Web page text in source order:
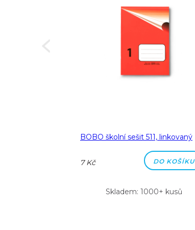
BOBO školní sešit 511, linkovaný
7 Kč DO KOŠÍKU
Skladem: 1000+ kusů
Next